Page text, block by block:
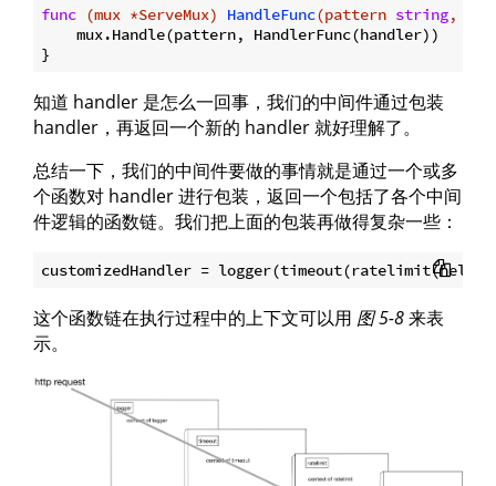
func (mux *ServeMux) HandleFunc(pattern string,
    mux.Handle(pattern, HandlerFunc(handler))
知道 handler 是怎么一回事，我们的中间件通过包装
handler，再返回一个新的 handler 就好理解了。
总结一下，我们的中间件要做的事情就是通过一个或多
个函数对 handler 进行包装，返回一个包括了各个中间
件逻辑的函数链。我们把上面的包装再做得复杂一些：
这个函数链在执行过程中的上下文可以用 图 5-8来表
示。